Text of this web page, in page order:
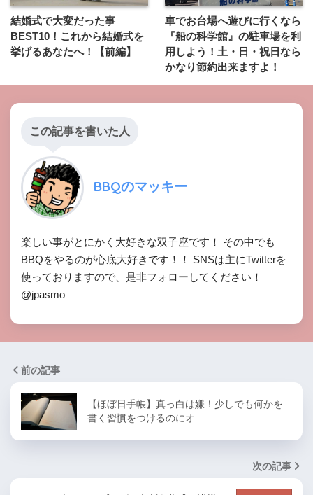
結婚式で大変だった事
BEST10！これから結婚式を
挙げるあなたへ！【前編】
車でお台場へ遊びに行くなら
『船の科学館』の駐車場を利
用しよう！土・日・祝日なら
かなり節約出来ますよ！
この記事を書いた人
BBQのマッキー
楽しい事がとにかく大好きな双子座です！ その中でも
BBQをやるのが心底大好きです！！ SNSは主にTwitterを
使っておりますので、是非フォローしてください！
@jpasmo
前の記事
【ほぼ日手帳】真っ白は嫌！少しでも何かを
書く習慣をつけるのにオ…
次の記事